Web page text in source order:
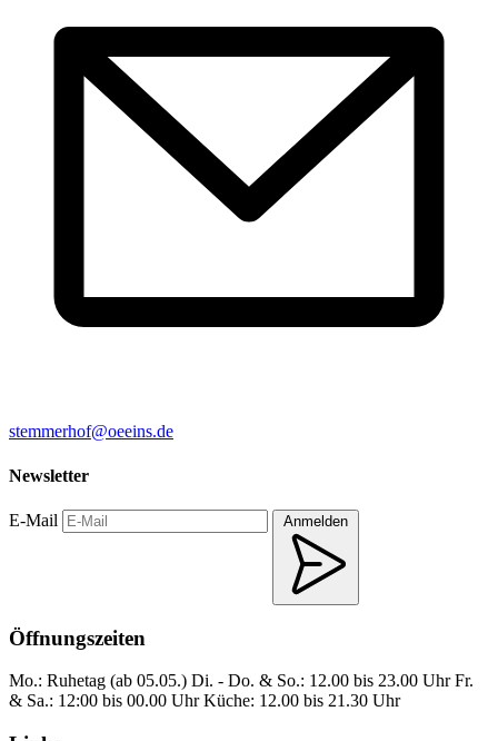
stemmerhof@oeeins.de
Newsletter
E-Mail Anmelden
Öffnungszeiten
Mo.: Ruhetag (ab 05.05.) Di. - Do. & So.: 12.00 bis 23.00 Uhr Fr.
& Sa.: 12:00 bis 00.00 Uhr Küche: 12.00 bis 21.30 Uhr